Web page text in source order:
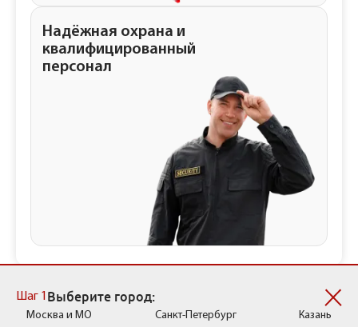
Надёжная охрана и
квалифицированный
персонал
Шаг 1 Выберите город:
Москва и МО Санкт-Петербург Казань